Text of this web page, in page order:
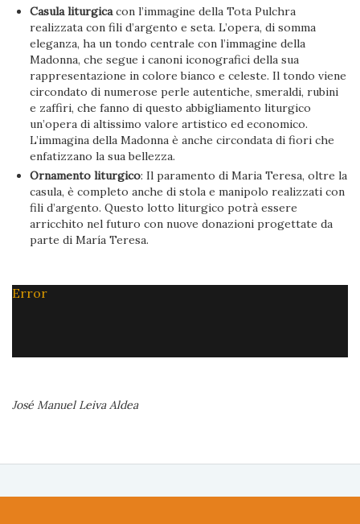
Casula liturgicacon l’immagine della Tota Pulchra
realizzata con fili d’argento e seta. L’opera, di somma
eleganza, ha un tondo centrale con l’immagine della
Madonna, che segue i canoni iconografici della sua
rappresentazione in colore bianco e celeste. Il tondo viene
circondato di numerose perle autentiche, smeraldi, rubini
e zaffiri, che fanno di questo abbigliamento liturgico
un’opera di altissimo valore artistico ed economico.
L’immagina della Madonna è anche circondata di fiori che
enfatizzano la sua bellezza.
Ornamento liturgico: Il paramento di Maria Teresa, oltre la
casula, è completo anche di stola e manipolo realizzati con
fili d’argento. Questo lotto liturgico potrà essere
arricchito nel futuro con nuove donazioni progettate da
parte di María Teresa.
Error
José Manuel Leiva Aldea